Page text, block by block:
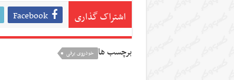
اشتراک گذاری Facebook
برچسب ها خودروی برقی